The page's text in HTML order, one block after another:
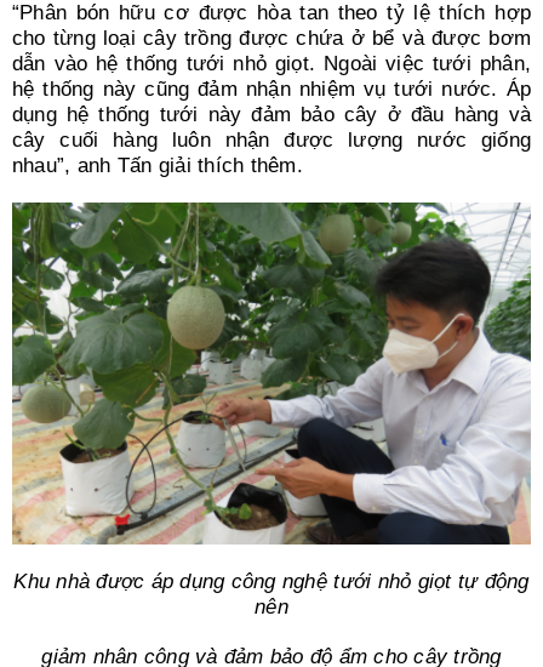
“Phân bón hữu cơ được hòa tan theo tỷ lệ thích hợp
cho từng loại cây trồng được chứa ở bể và được bơm
dẫn vào hệ thống tưới nhỏ giọt. Ngoài việc tưới phân,
hệ thống này cũng đảm nhận nhiệm vụ tưới nước. Áp
dụng hệ thống tưới này đảm bảo cây ở đầu hàng và
cây cuối hàng luôn nhận được lượng nước giống
nhau”, anh Tấn giải thích thêm.
Khu nhà được áp dụng công nghệ tưới nhỏ giọt tự động
nên
giảm nhân công và đảm bảo độ ẩm cho cây trồng